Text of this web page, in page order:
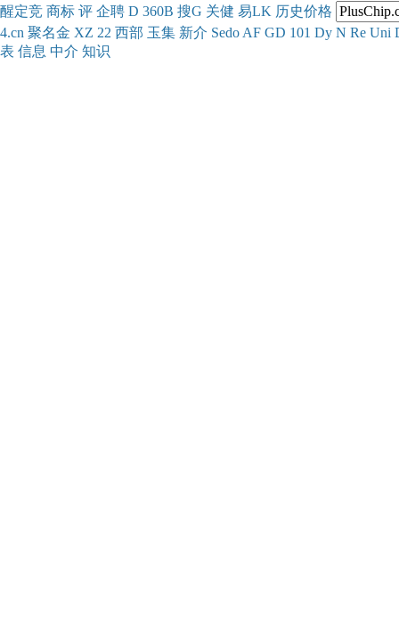
醒定竞 商标 评 企聘 D 360B 搜G 关健 易LK 历史价格
4.cn 聚名金 XZ 22 西部 玉集 新介 Sedo AF GD 101 Dy N Re Uni
表 信息 中介 知识